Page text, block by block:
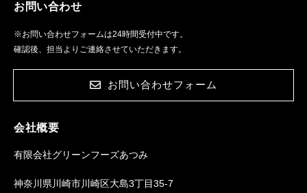
お問い合わせ
※お問い合わせフォームは24時間受付中です。
確認後、担当よりご連絡させていただきます。
お問い合わせフォーム
会社概要
有限会社グリーンフーズあつみ
神奈川県川崎市川崎区大島3丁目35-7